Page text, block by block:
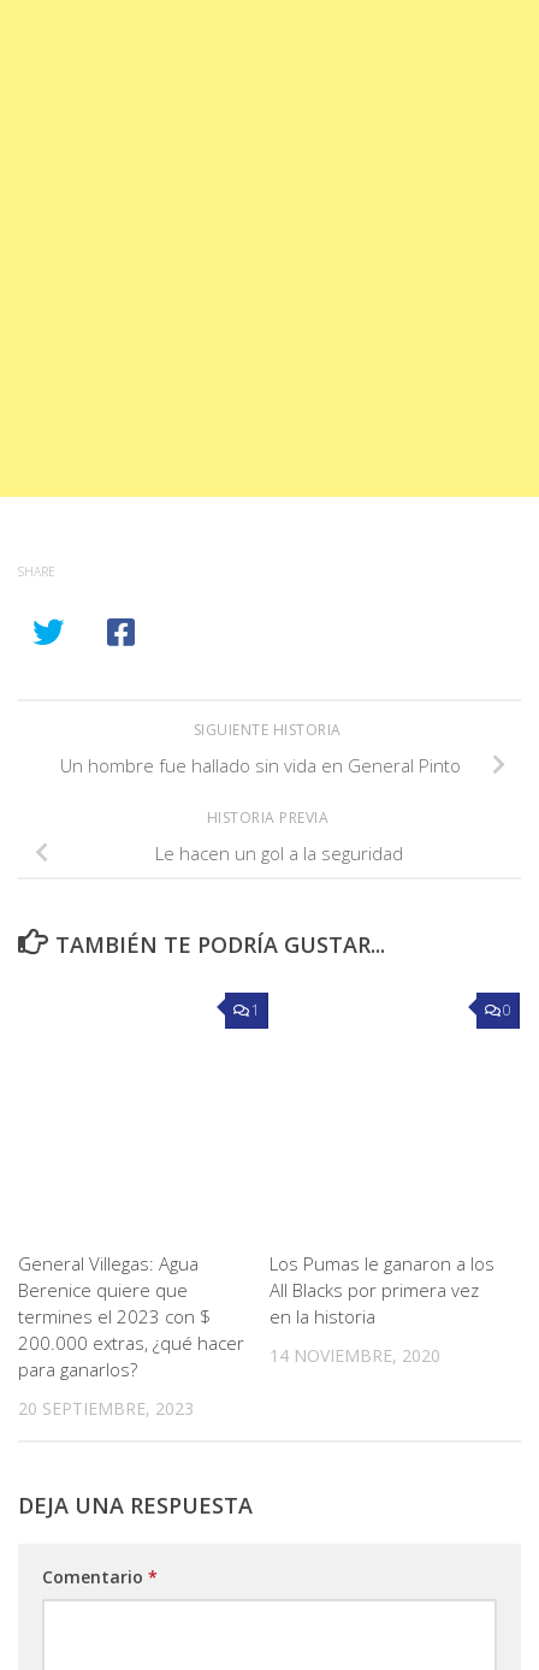
SHARE
SIGUIENTE HISTORIA
Un hombre fue hallado sin vida en General Pinto
HISTORIA PREVIA
Le hacen un gol a la seguridad
TAMBIÉN TE PODRÍA GUSTAR...
1
General Villegas: Agua
Berenice quiere que
termines el 2023 con $
200.000 extras, ¿qué hacer
para ganarlos?
20 SEPTIEMBRE, 2023
0
Los Pumas le ganaron a los
All Blacks por primera vez
en la historia
14 NOVIEMBRE, 2020
DEJA UNA RESPUESTA
Comentario *